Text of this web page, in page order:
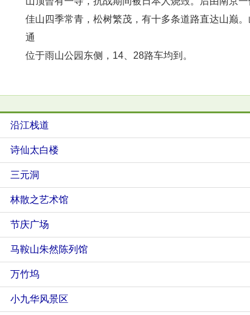
佳山四季常青，松树繁茂，有十多条道路直达山巅。
通
位于雨山公园东侧，14、28路车均到。
沿江栈道
诗仙太白楼
三元洞
林散之艺术馆
节庆广场
马鞍山朱然陈列馆
万竹坞
小九华风景区